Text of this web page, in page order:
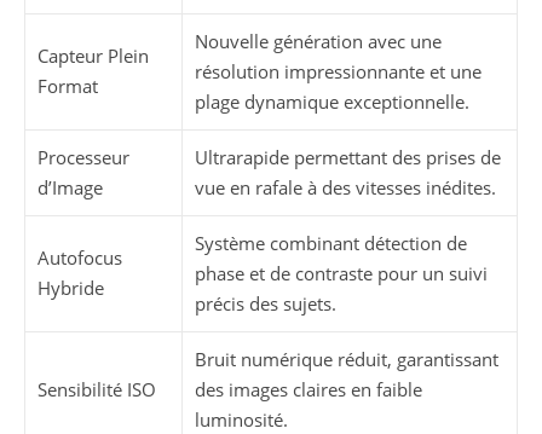
Capteur Plein
Format
Nouvelle génération avec une
résolution impressionnante et une
plage dynamique exceptionnelle.
Processeur
d’Image
Ultrarapide permettant des prises de
vue en rafale à des vitesses inédites.
Autofocus
Hybride
Système combinant détection de
phase et de contraste pour un suivi
précis des sujets.
Sensibilité ISO
Bruit numérique réduit, garantissant
des images claires en faible
luminosité.